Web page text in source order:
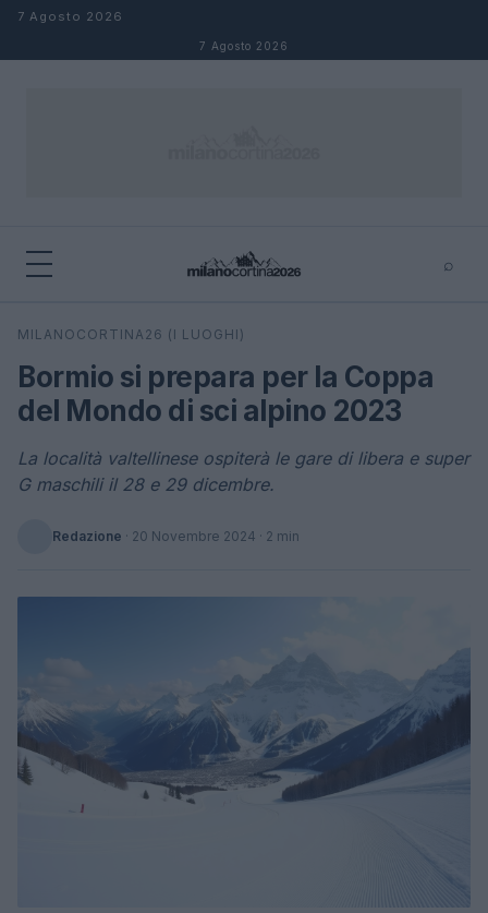
Salta al contenuto
7 Agosto 2026
7 Agosto 2026
⌕
Cerca
MILANOCORTINA26 (I LUOGHI)
Bormio si prepara per la Coppa
del Mondo di sci alpino 2023
La località valtellinese ospiterà le gare di libera e super
G maschili il 28 e 29 dicembre.
Redazione · 20 Novembre 2024 · 2 min